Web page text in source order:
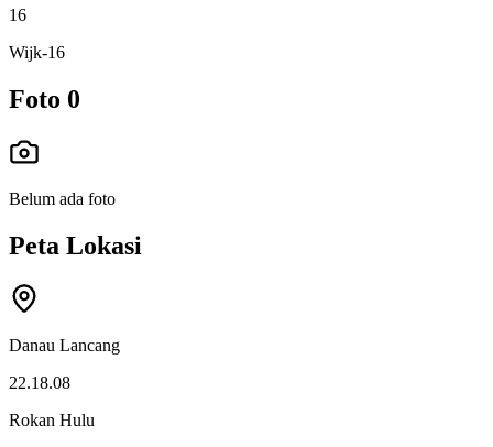
16
Wijk-16
Foto 0
Belum ada foto
Peta Lokasi
Danau Lancang
22.18.08
Rokan Hulu